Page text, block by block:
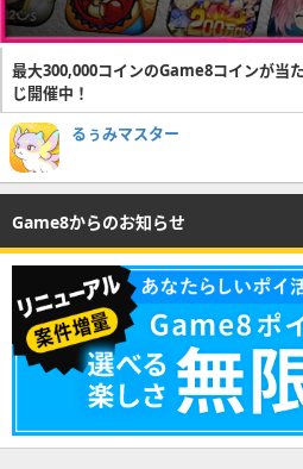
最大300,000コインのGame8コインが当
じ開催中！
るぅみマスター
Game8からのお知らせ